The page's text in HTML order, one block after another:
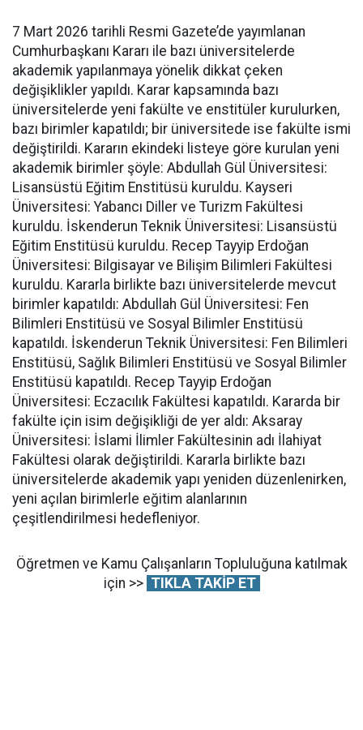
7 Mart 2026 tarihli Resmi Gazete’de yayımlanan
Cumhurbaşkanı Kararı ile bazı üniversitelerde
akademik yapılanmaya yönelik dikkat çeken
değişiklikler yapıldı. Karar kapsamında bazı
üniversitelerde yeni fakülte ve enstitüler kurulurken,
bazı birimler kapatıldı; bir üniversitede ise fakülte ismi
değiştirildi. Kararın ekindeki listeye göre kurulan yeni
akademik birimler şöyle: Abdullah Gül Üniversitesi:
Lisansüstü Eğitim Enstitüsü kuruldu. Kayseri
Üniversitesi: Yabancı Diller ve Turizm Fakültesi
kuruldu. İskenderun Teknik Üniversitesi: Lisansüstü
Eğitim Enstitüsü kuruldu. Recep Tayyip Erdoğan
Üniversitesi: Bilgisayar ve Bilişim Bilimleri Fakültesi
kuruldu. Kararla birlikte bazı üniversitelerde mevcut
birimler kapatıldı: Abdullah Gül Üniversitesi: Fen
Bilimleri Enstitüsü ve Sosyal Bilimler Enstitüsü
kapatıldı. İskenderun Teknik Üniversitesi: Fen Bilimleri
Enstitüsü, Sağlık Bilimleri Enstitüsü ve Sosyal Bilimler
Enstitüsü kapatıldı. Recep Tayyip Erdoğan
Üniversitesi: Eczacılık Fakültesi kapatıldı. Kararda bir
fakülte için isim değişikliği de yer aldı: Aksaray
Üniversitesi: İslami İlimler Fakültesinin adı İlahiyat
Fakültesi olarak değiştirildi. Kararla birlikte bazı
üniversitelerde akademik yapı yeniden düzenlenirken,
yeni açılan birimlerle eğitim alanlarının
çeşitlendirilmesi hedefleniyor.
Öğretmen ve Kamu Çalışanların Topluluğuna katılmak
için >> TIKLA TAKİP ET